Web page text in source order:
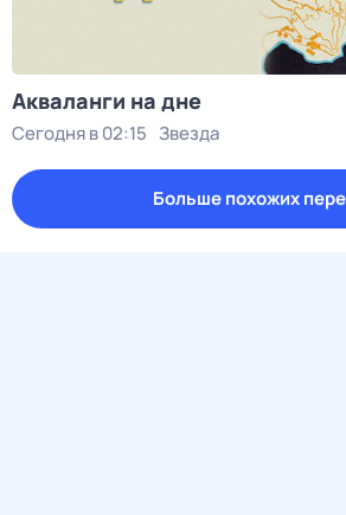
Акваланги на дне
Сегодня в 02:15 Звезда
Больше похожих